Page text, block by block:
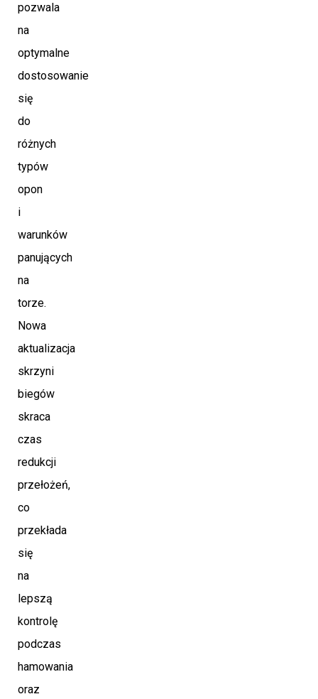
pozwala
na
optymalne
dostosowanie
się
do
różnych
typów
opon
i
warunków
panujących
na
torze.
Nowa
aktualizacja
skrzyni
biegów
skraca
czas
redukcji
przełożeń,
co
przekłada
się
na
lepszą
kontrolę
podczas
hamowania
oraz